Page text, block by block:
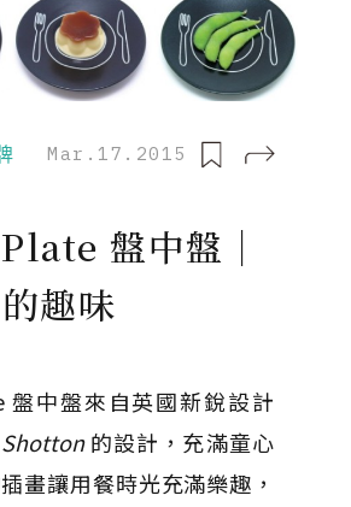
Mar.17.2015
盤中盤｜
趣味
盤中盤來自英國新銳設計
的設計，充滿童心
畫讓用餐時光充滿樂趣，